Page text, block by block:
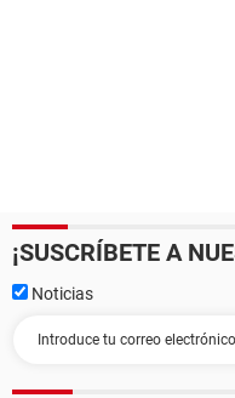
¡SUSCRÍBETE A
Noticias